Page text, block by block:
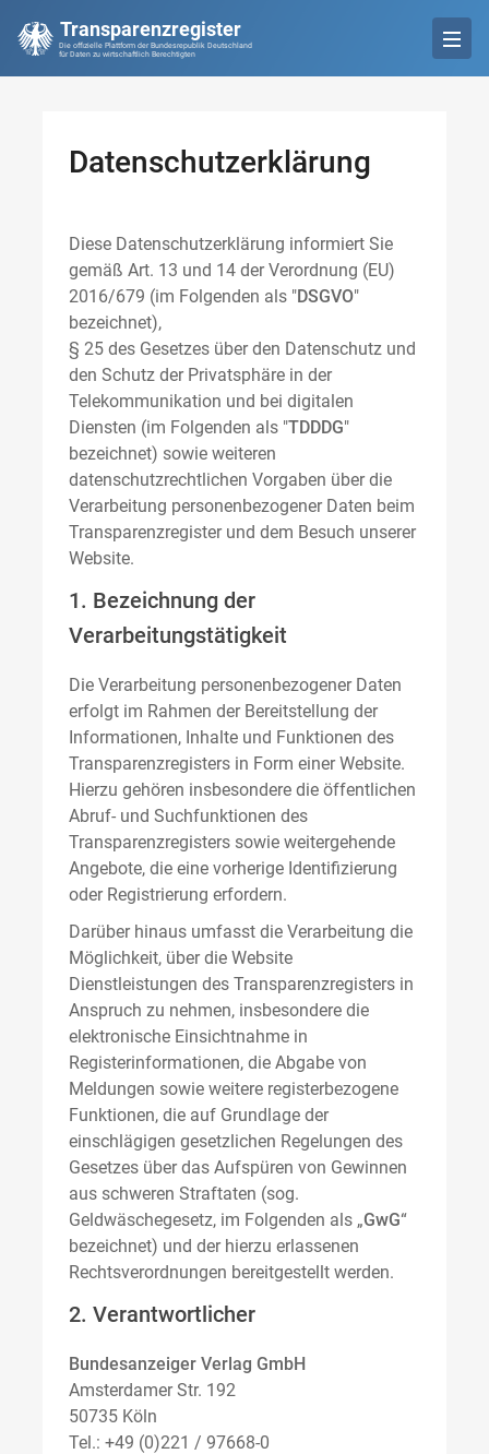
Transparenzregister
Die offizielle Plattform der Bundesrepublik Deutschland
für Daten zu wirtschaftlich Berechtigten
Datenschutzerklärung
Diese Datenschutzerklärung informiert Sie
gemäß Art. 13 und 14 der Verordnung (EU)
2016/679 (im Folgenden als "DSGVO"
bezeichnet),
§ 25 des Gesetzes über den Datenschutz und
den Schutz der Privatsphäre in der
Telekommunikation und bei digitalen
Diensten (im Folgenden als "TDDDG"
bezeichnet) sowie weiteren
datenschutzrechtlichen Vorgaben über die
Verarbeitung personenbezogener Daten beim
Transparenzregister und dem Besuch unserer
Website.
1. Bezeichnung der
Verarbeitungstätigkeit
Die Verarbeitung personenbezogener Daten
erfolgt im Rahmen der Bereitstellung der
Informationen, Inhalte und Funktionen des
Transparenzregisters in Form einer Website.
Hierzu gehören insbesondere die öffentlichen
Abruf- und Suchfunktionen des
Transparenzregisters sowie weitergehende
Angebote, die eine vorherige Identifizierung
oder Registrierung erfordern.
Darüber hinaus umfasst die Verarbeitung die
Möglichkeit, über die Website
Dienstleistungen des Transparenzregisters in
Anspruch zu nehmen, insbesondere die
elektronische Einsichtnahme in
Registerinformationen, die Abgabe von
Meldungen sowie weitere registerbezogene
Funktionen, die auf Grundlage der
einschlägigen gesetzlichen Regelungen des
Gesetzes über das Aufspüren von Gewinnen
aus schweren Straftaten (sog.
Geldwäschegesetz, im Folgenden als „GwG“
bezeichnet) und der hierzu erlassenen
Rechtsverordnungen bereitgestellt werden.
2. Verantwortlicher
Bundesanzeiger Verlag GmbH
Amsterdamer Str. 192
50735 Köln
Tel.: +49 (0)221 / 97668-0